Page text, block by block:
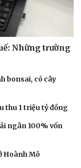
Những trường
bonsai, có cây
thu 1 triệu tỷ đồng
ngân 100% vốn
Hoành Mô